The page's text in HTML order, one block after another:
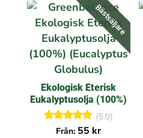
Bästsäljare
Ekologisk Eterisk
Eukalyptusolja (100%)
Betygsatt
(5.0)
Från: 55 kr